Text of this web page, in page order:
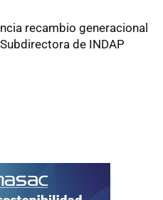
recambio generacional
de INDAP